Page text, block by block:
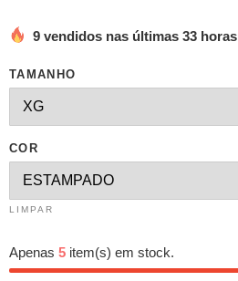
9 vendidos nas últimas 33 horas
TAMANHO
COR
LIMPAR
Apenas 5 item(s) em stock.